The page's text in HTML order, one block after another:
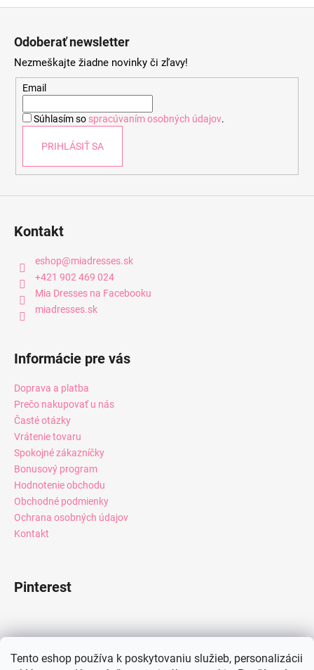
Tento eshop používa k poskytovaniu služieb, personalizácii
Odoberať newsletter
Nezmeškajte žiadne novinky či zľavy!
Email
Súhlasím so spracúvaním osobných údajov.
PRIHLÁSIŤ SA
Kontakt
eshop@miadresses.sk
+421 902 469 024
Mia Dresses na Facebooku
miadresses.sk
Informácie pre vás
Doprava a platba
Prečo nakupovať u nás
Časté otázky
Vrátenie tovaru
Spokojné zákazníčky
Bonusový program
Hodnotenie obchodu
Obchodné podmienky
Ochrana osobných údajov
Kontakt
Pinterest